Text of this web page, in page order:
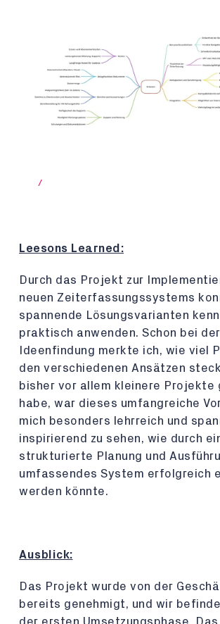
/
Leesons Learned:
Durch das Projekt zur
neuen Zeiterfassungssystems
spannende Lösungsvarianten
praktisch anwenden. Schon bei der
Ideenfindung merkte ich, wie viel
den verschiedenen Ansätzen
bisher vor allem kleinere Projekte
habe, war dieses umfangreiche
mich besonders lehrreich und
inspirierend zu sehen, wie durch
strukturierte Planung und
umfassendes System erfolgreich
werden könnte.
Ausblick:
Das Projekt wurde von der
bereits genehmigt, und wir
der ersten Umsetzungsphase.